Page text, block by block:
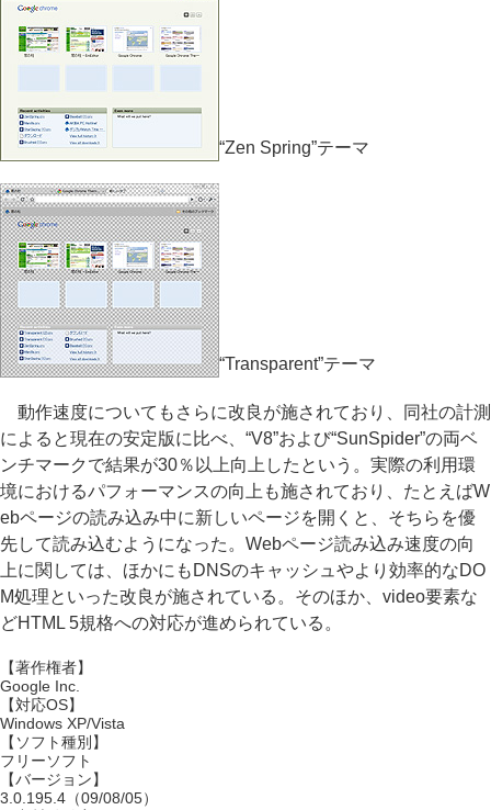
“Zen Spring”テーマ
“Transparent”テーマ
動作速度についてもさらに改良が施されており、同社の計測
によると現在の安定版に比べ、“V8”および“SunSpider”の両ベ
ンチマークで結果が30％以上向上したという。実際の利用環
境におけるパフォーマンスの向上も施されており、たとえばW
ebページの読み込み中に新しいページを開くと、そちらを優
先して読み込むようになった。Webページ読み込み速度の向
上に関しては、ほかにもDNSのキャッシュやより効率的なDO
M処理といった改良が施されている。そのほか、video要素な
どHTML 5規格への対応が進められている。
【著作権者】
Google Inc.
【対応OS】
Windows XP/Vista
【ソフト種別】
フリーソフト
【バージョン】
3.0.195.4（09/08/05）